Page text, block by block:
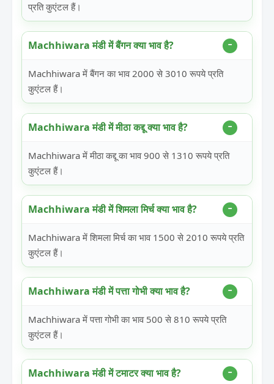
प्रति कुएंटल हैं।
Machhiwara मंडी में बैंगन क्या भाव है?
Machhiwara में बैंगन का भाव 2000 से 3010 रूपये प्रति
कुएंटल हैं।
Machhiwara मंडी में मीठा कद्दू क्या भाव है?
Machhiwara में मीठा कद्दू का भाव 900 से 1310 रूपये प्रति
कुएंटल हैं।
Machhiwara मंडी में शिमला मिर्च क्या भाव है?
Machhiwara में शिमला मिर्च का भाव 1500 से 2010 रूपये प्रति
कुएंटल हैं।
Machhiwara मंडी में पत्ता गोभी क्या भाव है?
Machhiwara में पत्ता गोभी का भाव 500 से 810 रूपये प्रति
कुएंटल हैं।
Machhiwara मंडी में टमाटर क्या भाव है?